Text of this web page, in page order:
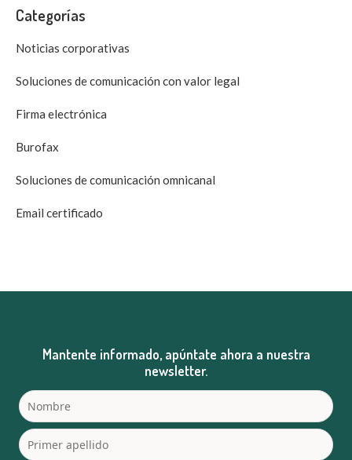
Categorías
Noticias corporativas
Soluciones de comunicación con valor legal
Firma electrónica
Burofax
Soluciones de comunicación omnicanal
Email certificado
Mantente informado, apúntate ahora a nuestra
newsletter.